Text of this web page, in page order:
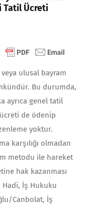
Tatil Ücreti
ulusal bayram
Bu durumda,
ayrıca genel tatil
de ödenip
yoktur.
karşılığı olmadan
metodu ile hareket
hak kazanması
Hadi, İş Hukuku
Canbolat, İş